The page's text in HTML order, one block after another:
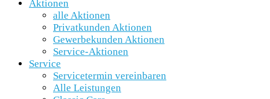
Aktionen
alle Aktionen
Privatkunden Aktionen
Gewerbekunden Aktionen
Service-Aktionen
Service
Servicetermin vereinbaren
Alle Leistungen